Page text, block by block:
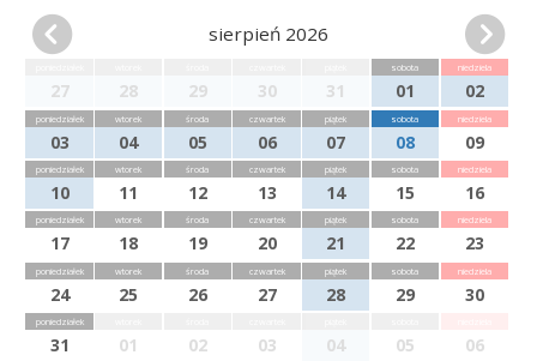
sierpień 2026
27 28 29 30 31
sobota
01
niedziela
02
poniedziałek
03
wtorek
04
środa
05
czwartek
06
piątek
07
sobota
08
niedziela
09
poniedziałek
10
wtorek
11
środa
12
czwartek
13
piątek
14
sobota
15
niedziela
16
poniedziałek
17
wtorek
18
środa
19
czwartek
20
piątek
21
sobota
22
niedziela
23
poniedziałek
24
wtorek
25
środa
26
czwartek
27
piątek
28
sobota
29
niedziela
30
poniedziałek
31 01 02 03 04 05 06